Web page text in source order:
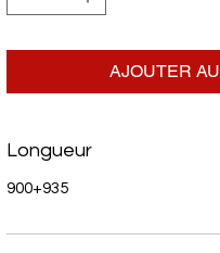
AJOUTER
Longueur
900+935